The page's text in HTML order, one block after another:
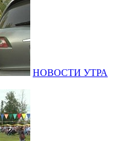
НОВОСТИ УТРА